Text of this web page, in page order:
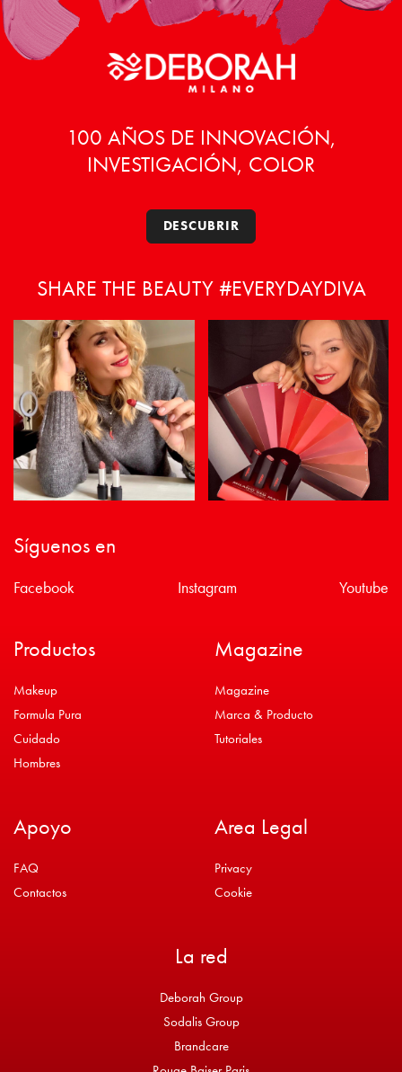
100 AÑOS DE INNOVACIÓN,
INVESTIGACIÓN, COLOR
DESCUBRIR
SHARE THE BEAUTY #EVERYDAYDIVA
Síguenos en
Facebook Instagram Youtube
Productos
Makeup
Formula Pura
Cuidado
Hombres
Magazine
Magazine
Marca & Producto
Tutoriales
Apoyo
FAQ
Contactos
Area Legal
Privacy
Cookie
La red
Deborah Group
Sodalis Group
Brandcare